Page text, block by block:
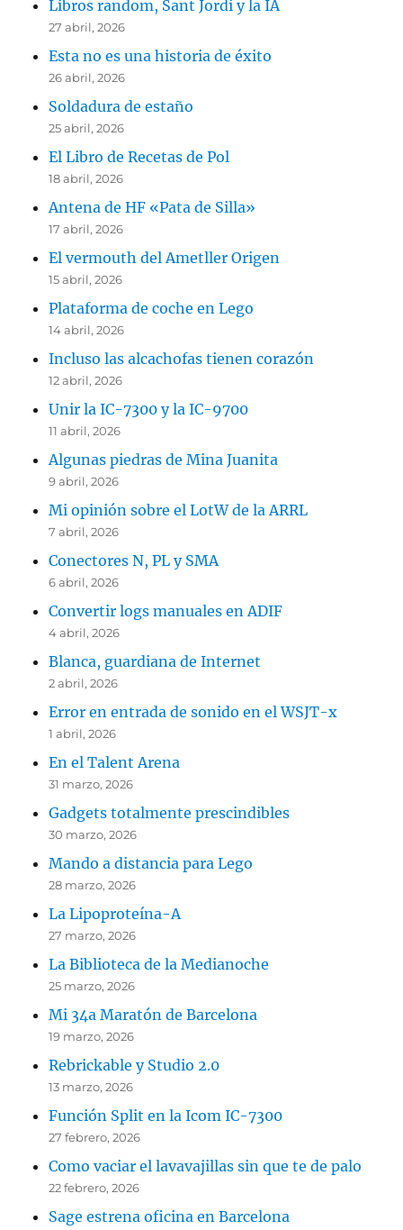
Libros random, Sant Jordi y la IA
27 abril, 2026
Esta no es una historia de éxito
26 abril, 2026
Soldadura de estaño
25 abril, 2026
El Libro de Recetas de Pol
18 abril, 2026
Antena de HF «Pata de Silla»
17 abril, 2026
El vermouth del Ametller Origen
15 abril, 2026
Plataforma de coche en Lego
14 abril, 2026
Incluso las alcachofas tienen corazón
12 abril, 2026
Unir la IC-7300 y la IC-9700
11 abril, 2026
Algunas piedras de Mina Juanita
9 abril, 2026
Mi opinión sobre el LotW de la ARRL
7 abril, 2026
Conectores N, PL y SMA
6 abril, 2026
Convertir logs manuales en ADIF
4 abril, 2026
Blanca, guardiana de Internet
2 abril, 2026
Error en entrada de sonido en el WSJT-x
1 abril, 2026
En el Talent Arena
31 marzo, 2026
Gadgets totalmente prescindibles
30 marzo, 2026
Mando a distancia para Lego
28 marzo, 2026
La Lipoproteína-A
27 marzo, 2026
La Biblioteca de la Medianoche
25 marzo, 2026
Mi 34a Maratón de Barcelona
19 marzo, 2026
Rebrickable y Studio 2.0
13 marzo, 2026
Función Split en la Icom IC-7300
27 febrero, 2026
Como vaciar el lavavajillas sin que te de palo
22 febrero, 2026
Sage estrena oficina en Barcelona